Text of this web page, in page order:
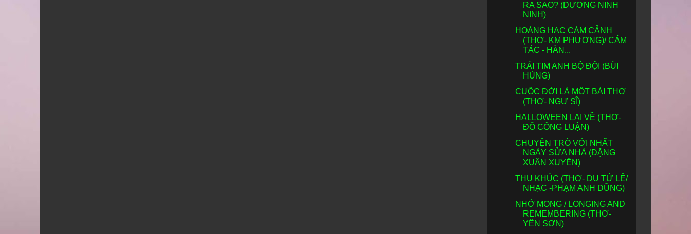
RA SAO? (DƯƠNG NINH
NINH)
HOÀNG HẠC CÁM CẢNH
(THƠ- KM PHƯỢNG)/ CẢM
TÁC - HÀN...
TRÁI TIM ANH BỘ ĐỘI (BÙI
HÙNG)
CUỘC ĐỜI LÀ MỘT BÀI THƠ
(THƠ- NGƯ SĨ)
HALLOWEEN LẠI VỀ (THƠ-
ĐỖ CÔNG LUẬN)
CHUYỆN TRÒ VỚI NHẤT
NGÀY SỬA NHÀ (ĐẶNG
XUÂN XUYẾN)
THU KHÚC (THƠ- DU TỬ LÊ/
NHẠC -PHẠM ANH DŨNG)
NHỚ MONG / LONGING AND
REMEMBERING (THƠ-
YÊN SƠN)